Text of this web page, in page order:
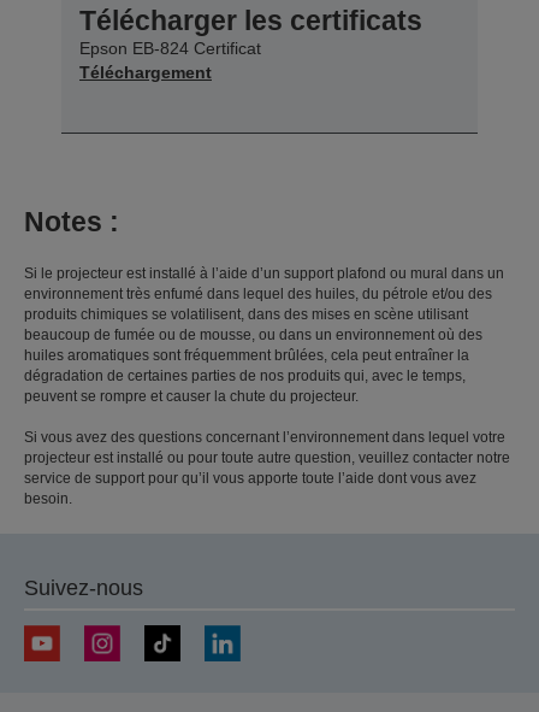
Télécharger les certificats
Epson EB-824 Certificat
Téléchargement
Notes :
Si le projecteur est installé à l’aide d’un support plafond ou mural dans un
environnement très enfumé dans lequel des huiles, du pétrole et/ou des
produits chimiques se volatilisent, dans des mises en scène utilisant
beaucoup de fumée ou de mousse, ou dans un environnement où des
huiles aromatiques sont fréquemment brûlées, cela peut entraîner la
dégradation de certaines parties de nos produits qui, avec le temps,
peuvent se rompre et causer la chute du projecteur.
Si vous avez des questions concernant l’environnement dans lequel votre
projecteur est installé ou pour toute autre question, veuillez contacter notre
service de support pour qu’il vous apporte toute l’aide dont vous avez
besoin.
Suivez-nous